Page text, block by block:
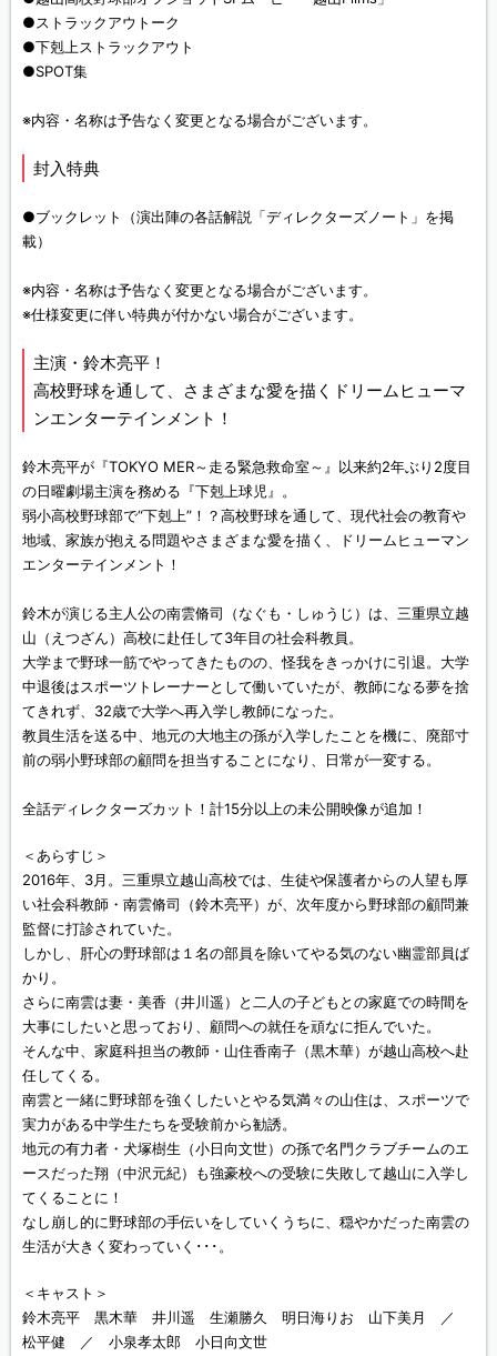
●ストラックアウトーク
●下剋上ストラックアウト
●SPOT集
※内容・名称は予告なく変更となる場合がございます。
封入特典
●ブックレット（演出陣の各話解説「ディレクターズノート」を掲
載）
※内容・名称は予告なく変更となる場合がございます。
※仕様変更に伴い特典が付かない場合がございます。
主演・鈴木亮平！
高校野球を通して、さまざまな愛を描くドリームヒューマ
ンエンターテインメント！
鈴木亮平が『TOKYO MER～走る緊急救命室～』以来約2年ぶり2度目
の日曜劇場主演を務める『下剋上球児』。
弱小高校野球部で“下剋上”！？高校野球を通して、現代社会の教育や
地域、家族が抱える問題やさまざまな愛を描く、ドリームヒューマン
エンターテインメント！
鈴木が演じる主人公の南雲脩司（なぐも・しゅうじ）は、三重県立越
山（えつざん）高校に赴任して3年目の社会科教員。
大学まで野球一筋でやってきたものの、怪我をきっかけに引退。大学
中退後はスポーツトレーナーとして働いていたが、教師になる夢を捨
てきれず、32歳で大学へ再入学し教師になった。
教員生活を送る中、地元の大地主の孫が入学したことを機に、廃部寸
前の弱小野球部の顧問を担当することになり、日常が一変する。
全話ディレクターズカット！計15分以上の未公開映像が追加！
＜あらすじ＞
2016年、3月。三重県立越山高校では、生徒や保護者からの人望も厚
い社会科教師・南雲脩司（鈴木亮平）が、次年度から野球部の顧問兼
監督に打診されていた。
しかし、肝心の野球部は１名の部員を除いてやる気のない幽霊部員ば
かり。
さらに南雲は妻・美香（井川遥）と二人の子どもとの家庭での時間を
大事にしたいと思っており、顧問への就任を頑なに拒んでいた。
そんな中、家庭科担当の教師・山住香南子（黒木華）が越山高校へ赴
任してくる。
南雲と一緒に野球部を強くしたいとやる気満々の山住は、スポーツで
実力がある中学生たちを受験前から勧誘。
地元の有力者・犬塚樹生（小日向文世）の孫で名門クラブチームのエ
ースだった翔（中沢元紀）も強豪校への受験に失敗して越山に入学し
てくることに！
なし崩し的に野球部の手伝いをしていくうちに、穏やかだった南雲の
生活が大きく変わっていく･･･。
＜キャスト＞
鈴木亮平 黒木華 井川遥 生瀬勝久 明日海りお 山下美月 ／
松平健 ／ 小泉孝太郎 小日向文世